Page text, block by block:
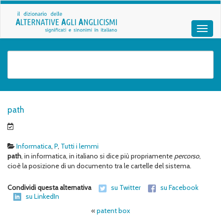
path
Informatica, P, Tutti i lemmi
path, in informatica, in italiano si dice più propriamente percorso,
cioè la posizione di un documento tra le cartelle del sistema.
Condividi questa alternativa su Twitter
su Facebook
su LinkedIn
«patent box